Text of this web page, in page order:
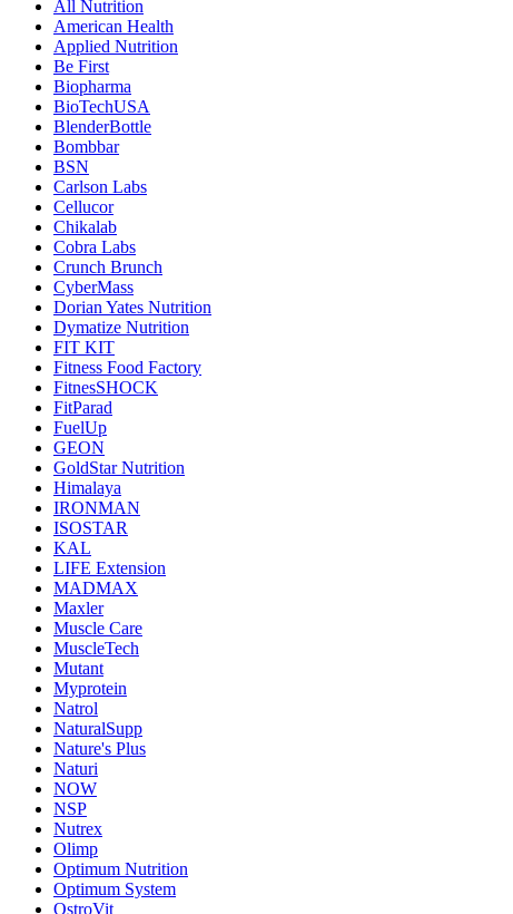
All Nutrition
American Health
Applied Nutrition
Be First
Biopharma
BioTechUSA
BlenderBottle
Bombbar
BSN
Carlson Labs
Cellucor
Chikalab
Cobra Labs
Crunch Brunch
CyberMass
Dorian Yates Nutrition
Dymatize Nutrition
FIT KIT
Fitness Food Factory
FitnesSHOCK
FitParad
FuelUp
GEON
GoldStar Nutrition
Himalaya
IRONMAN
ISOSTAR
KAL
LIFE Extension
MADMAX
Maxler
Muscle Care
MuscleTech
Mutant
Myprotein
Natrol
NaturalSupp
Nature's Plus
Naturi
NOW
NSP
Nutrex
Olimp
Optimum Nutrition
Optimum System
OstroVit